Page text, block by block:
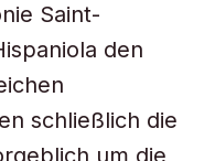
Saint-
den
schließlich die
um die